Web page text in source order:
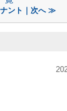
ナント｜次へ ≫